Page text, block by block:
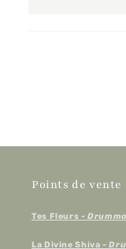
Points de vente
Tes Fleurs -
La Divine Shiva -